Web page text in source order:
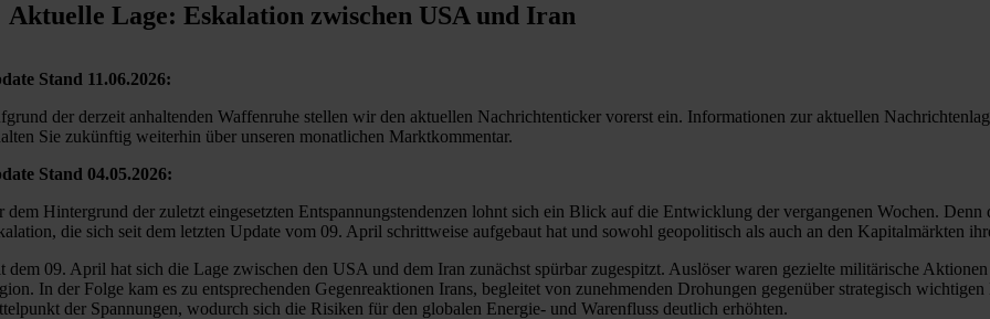
Aktuelle Lage: Eskalation zwischen USA und Iran
Stand 11.06.2026:
der derzeit anhaltenden Waffenruhe stellen wir den aktuellen Nachrichtenticker vorerst ein. Informationen zur aktuellen
Sie zukünftig weiterhin über unseren monatlichen Marktkommentar.
Stand 04.05.2026:
dem Hintergrund der zuletzt eingesetzten Entspannungstendenzen lohnt sich ein Blick auf die Entwicklung der vergangenen Wochen.
die sich seit dem letzten Update vom 09. April schrittweise aufgebaut hat und sowohl geopolitisch als auch an den Kapitalmärkten
dem 09. April hat sich die Lage zwischen den USA und dem Iran zunächst spürbar zugespitzt. Auslöser waren gezielte militärische
In der Folge kam es zu entsprechenden Gegenreaktionen Irans, begleitet von zunehmenden Drohungen gegenüber strategisch
der Spannungen, wodurch sich die Risiken für den globalen Energie- und Warenfluss deutlich erhöhten.